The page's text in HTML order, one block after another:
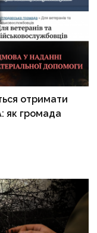
отримати
як громада